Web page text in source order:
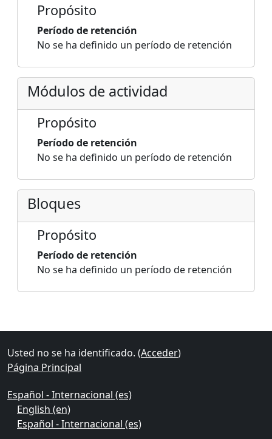
Propósito
Período de retención
No se ha definido un período de retención
Módulos de actividad
Propósito
Período de retención
No se ha definido un período de retención
Bloques
Propósito
Período de retención
No se ha definido un período de retención
Bloques suplementarios
Usted no se ha identificado. (Acceder)
Página Principal
Español - Internacional ‎(es)‎
English ‎(en)‎
Español - Internacional ‎(es)‎